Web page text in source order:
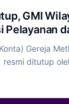
GMI
Pelayanan
Gereja
resmi ditutup